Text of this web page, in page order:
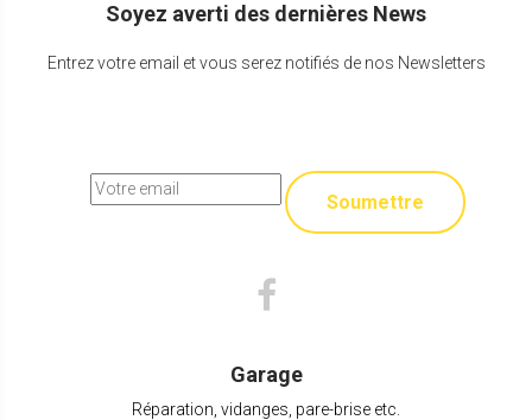
Soyez averti des dernières News
Entrez votre email et vous serez notifiés de nos Newsletters
Soumettre
Garage
Réparation, vidanges, pare-brise etc.